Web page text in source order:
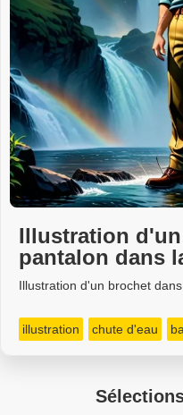
Illustration
pantalon dans
Illustration d'un brochet
illustration chute d'eau